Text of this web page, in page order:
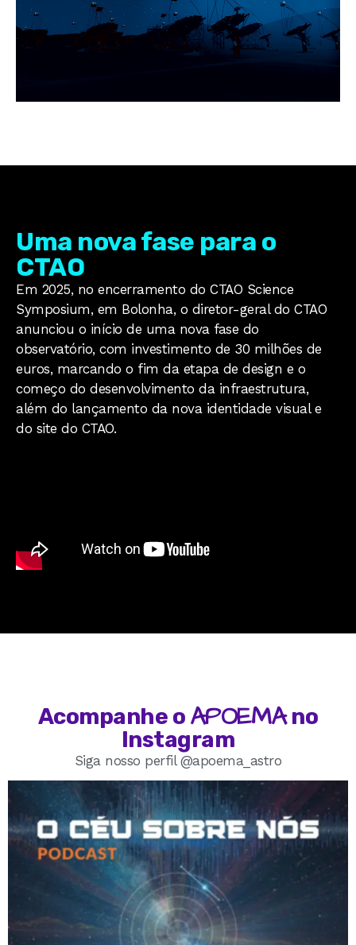
Uma nova fase para o
CTAO
Em 2025, no encerramento do CTAO Science
Symposium, em Bolonha, o diretor-geral do CTAO
anunciou o início de uma nova fase do
observatório, com investimento de 30 milhões de
euros, marcando o fim da etapa de design e o
começo do desenvolvimento da infraestrutura,
além do lançamento da nova identidade visual e
do site do CTAO.
Acompanhe o APOEMAno
Instagram
Siga nosso perfil @apoema_astro